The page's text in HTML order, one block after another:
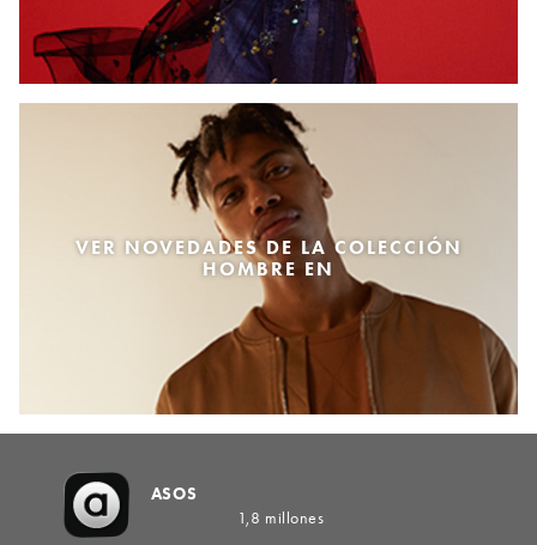
VER NOVEDADES DE LA COLECCIÓN
HOMBRE EN
ASOS
1,8 millones